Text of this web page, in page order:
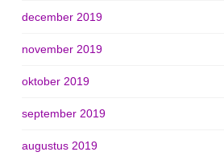
december 2019
november 2019
oktober 2019
september 2019
augustus 2019